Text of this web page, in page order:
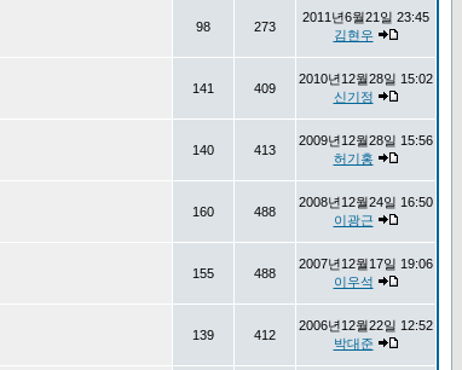
98 273
2011년6월21일 23:45
김현우
141 409
2010년12월28일 15:02
신기정
140 413
2009년12월28일 15:56
허기홍
160 488
2008년12월24일 16:50
이광근
155 488
2007년12월17일 19:06
이우석
139 412
2006년12월22일 12:52
박대준